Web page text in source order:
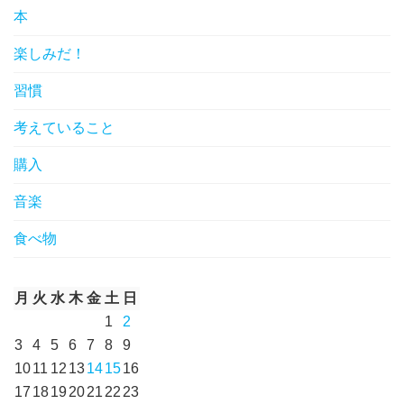
本
楽しみだ！
習慣
考えていること
購入
音楽
食べ物
月 火 水 木 金 土 日
1
2
3
4 5 6 7 8
9
1011 12 13141516
17 18192021 22 23